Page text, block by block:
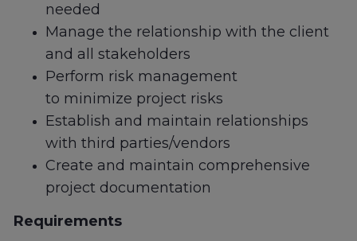
needed
Manage the relationship with the client
and all stakeholders
Perform risk management
to minimize project risks
Establish and maintain relationships
with third parties/vendors
Create and maintain comprehensive
project documentation
Requirements